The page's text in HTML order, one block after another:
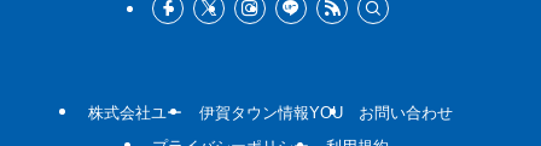
株式会社ユー 伊賀タウン情報YOU
お問い合わせ